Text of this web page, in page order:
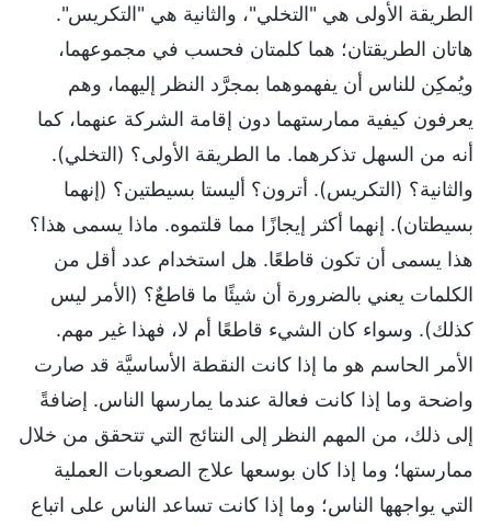
الطريقة الأولى هي "التخلي"، والثانية هي "التكريس".
هاتان الطريقتان؛ هما كلمتان فحسب في مجموعهما،
ويُمكِن للناس أن يفهموهما بمجرَّد النظر إليهما، وهم
يعرفون كيفية ممارستهما دون إقامة الشركة عنهما، كما
أنه من السهل تذكرهما. ما الطريقة الأولى؟ (التخلي).
والثانية؟ (التكريس). أترون؟ أليستا بسيطتين؟ (إنهما
بسيطتان). إنهما أكثر إيجازًا مما قلتموه. ماذا يسمى هذا؟
هذا يسمى أن تكون قاطعًا. هل استخدام عدد أقل من
الكلمات يعني بالضرورة أن شيئًا ما قاطعٌ؟ (الأمر ليس
كذلك). وسواء كان الشيء قاطعًا أم لا، فهذا غير مهم.
الأمر الحاسم هو ما إذا كانت النقطة الأساسيَّة قد صارت
واضحة وما إذا كانت فعالة عندما يمارسها الناس. إضافةً
إلى ذلك، من المهم النظر إلى النتائج التي تتحقق من خلال
ممارستها؛ وما إذا كان بوسعها علاج الصعوبات العملية
التي يواجهها الناس؛ وما إذا كانت تساعد الناس على اتباع